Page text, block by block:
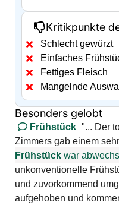
Kritikpunkte
Schlecht gewürzt
Einfaches
Fettiges Fleisch
Mangelnde
Besonders gelobt
Frühstück "... Der
Zimmers gab einem
Frühstück war
unkonventionelle
und zuvorkommend
aufgehoben und